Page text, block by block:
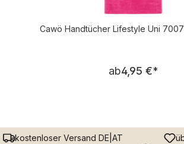
Cawö Handtücher Lifestyle Uni
Regulärer
ab4,95 €*
kostenloser Versand DE|AT